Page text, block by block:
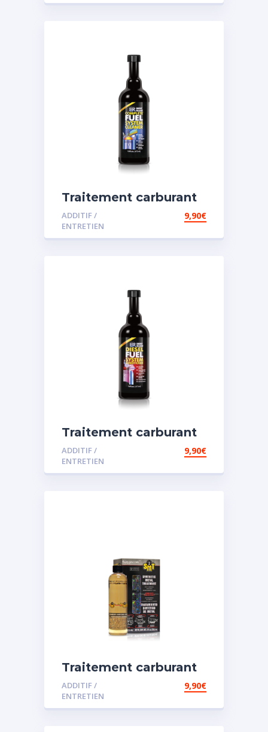
Traitement carburant
diesel et essence
ADDITIF /
ENTRETIEN
9,90€
Traitement carburant
spécial diesel
ADDITIF /
ENTRETIEN
9,90€
Traitement carburant
spécial essence
ADDITIF /
ENTRETIEN
9,90€